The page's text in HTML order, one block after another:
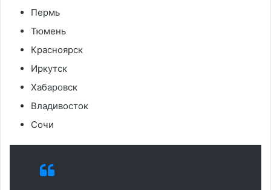
Пермь
Тюмень
Красноярск
Иркутск
Хабаровск
Владивосток
Сочи